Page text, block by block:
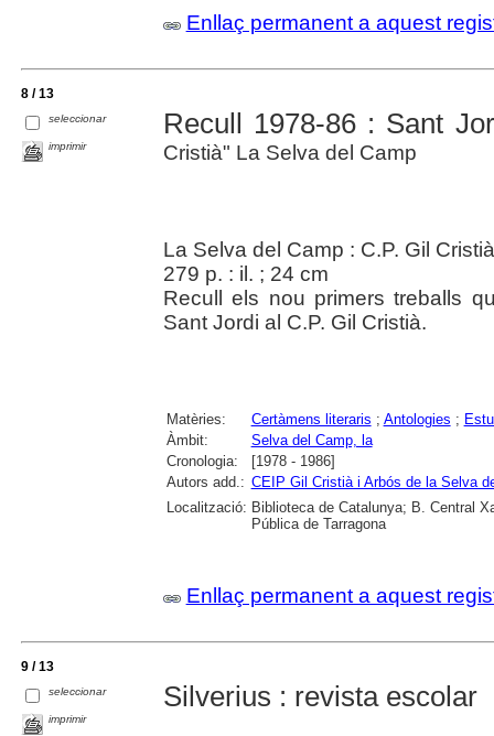
Enllaç permanent a aquest
8 / 13
seleccionar
imprimir
Recull 1978-86 : Sant
Cristià" La Selva del Camp
La Selva del Camp : C.P. Gil
279 p. : il. ; 24 cm
Recull els nou primers treballs
Sant Jordi al C.P. Gil Cristià.
Matèries: Certàmens literaris ; Antologies ;
Àmbit:
Selva del Camp, la
Cronologia:
[1978 - 1986]
Autors add.: CEIP Gil Cristià i Arbós de la Selva
Localització: Biblioteca de Catalunya; B. Central
Pública de Tarragona
Enllaç permanent a aquest
9 / 13
seleccionar
imprimir
Silverius : revista escolar